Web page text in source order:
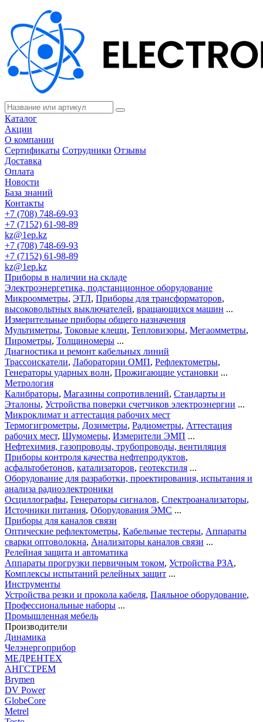
Каталог
Акции
О компании
Сертификаты Сотрудники Отзывы
Доставка
Оплата
Новости
База знаний
Контакты
+7 (708) 748-69-93
+7 (7152) 61-98-89
kz@1ep.kz
+7 (708) 748-69-93
+7 (7152) 61-98-89
kz@1ep.kz
Приборы в наличии на складе
Электроэнергетика, подстанционное оборудование
Микроомметры, ЭТЛ, Приборы для трансформаторов,
высоковольтных выключателей, вращающихся машин ...
Измерительные приборы общего назначения
Мультиметры, Токовые клещи, Тепловизоры, Мегаомметры,
Пирометры, Толщиномеры ...
Диагностика и ремонт кабельных линий
Трассоискатели, Лаборатории ОМП, Рефлектометры,
Генераторы ударных волн, Прожигающие установки ...
Метрология
Калибраторы, Магазины сопротивлений, Стандарты и
Эталоны, Устройства поверки счетчиков электроэнергии ...
Микроклимат и аттестация рабочих мест
Термогигрометры, Дозиметры, Радиометры, Аттестация
рабочих мест, Шумомеры, Измерители ЭМП ...
Нефтехимия, газопроводы, трубопроводы, вентиляция
Приборы контроля качества нефтепродуктов,
асфальтобетонов, катализаторов, геотекстиля ...
Оборудование для разработки, проектирования, испытания и
анализа радиоэлектроники
Осциллографы, Генераторы сигналов, Спектроанализаторы,
Источники питания, Оборудования ЭМС ...
Приборы для каналов связи
Оптические рефлектометры, Кабельные тестеры, Аппараты
сварки оптоволокна, Анализаторы каналов связи ...
Релейная защита и автоматика
Аппараты прогрузки первичным током, Устройства РЗА,
Комплексы испытаний релейных защит ...
Инструменты
Устройства резки и прокола кабеля, Паяльное оборудование,
Профессиональные наборы ...
Промышленная мебель
Производители
Динамика
Челэнергоприбор
МЕДРЕНТЕХ
АНГСТРЕМ
Brymen
DV Power
GlobeCore
Metrel